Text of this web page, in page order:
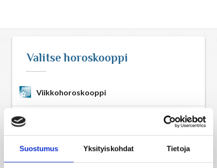
Suostumus Yksityiskohdat Tietoja
Numerologia
Selvänäkeminen
Valitse horoskooppi
Viikkohoroskooppi
Vuosihoroskooppi